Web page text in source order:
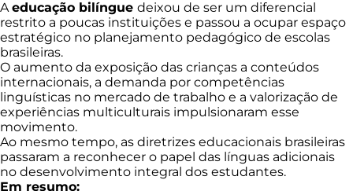
Aeducação bilíngue deixou de ser um diferencial
restrito a poucas instituições e passou a ocupar espaço
estratégico no planejamento pedagógico de escolas
brasileiras.
O aumento da exposição das crianças a conteúdos
internacionais, a demanda por competências
linguísticas no mercado de trabalho e a valorização de
experiências multiculturais impulsionaram esse
movimento.
Ao mesmo tempo, as diretrizes educacionais brasileiras
passaram a reconhecer o papel das línguas adicionais
no desenvolvimento integral dos estudantes.
Em resumo: